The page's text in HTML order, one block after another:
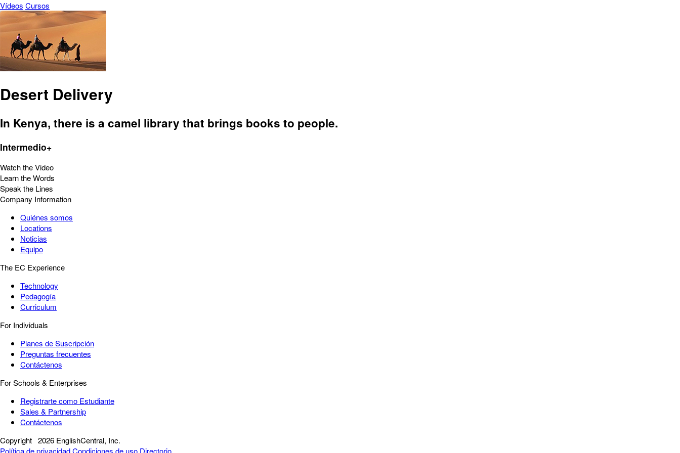
Vídeos Cursos
Desert Delivery
In Kenya, there is a camel library that brings books to people.
Intermedio+
Watch the Video
Learn the Words
Speak the Lines
Company Information
Quiénes somos
Locations
Noticias
Equipo
The EC Experience
Technology
Pedagogía
Curriculum
For Individuals
Planes de Suscripción
Preguntas frecuentes
Contáctenos
For Schools & Enterprises
Registrarte como Estudiante
Sales & Partnership
Contáctenos
Copyright 2026 EnglishCentral, Inc.